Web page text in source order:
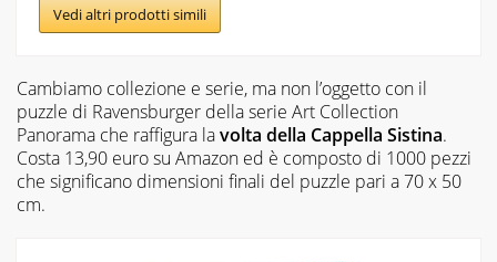
Vedi altri prodotti simili
Cambiamo collezione e serie, ma non l’oggetto con il
puzzle di Ravensburger della serie Art Collection
Panorama che raffigura lavolta della Cappella Sistina.
Costa 13,90 euro su Amazon ed è composto di 1000 pezzi
che significano dimensioni finali del puzzle pari a 70 x 50
cm.